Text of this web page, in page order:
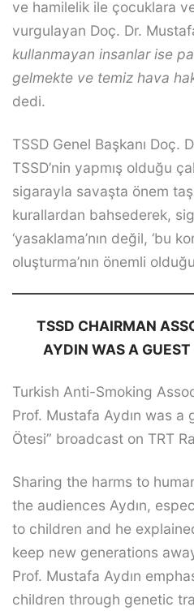
ve hamilelik ile çocuklara
vurgulayan Doç. Dr.
kullanmayan insanlar ise
gelmekte ve temiz hava
dedi.
TSSD Genel Başkanı Doç.
TSSD’nin yapmış olduğu
sigarayla savaşta önem
kurallardan bahsederek,
‘yasaklama’nın değil, ‘bu
oluşturma’nın önemli
TSSD CHAIRMAN
AYDIN WAS A
Turkish Anti-Smoking
Prof. Mustafa Aydın was a
Ötesi” broadcast on TRT
Sharing the harms to
the audiences Aydın,
to children and he
keep new generations
Prof. Mustafa Aydın
children through genetic